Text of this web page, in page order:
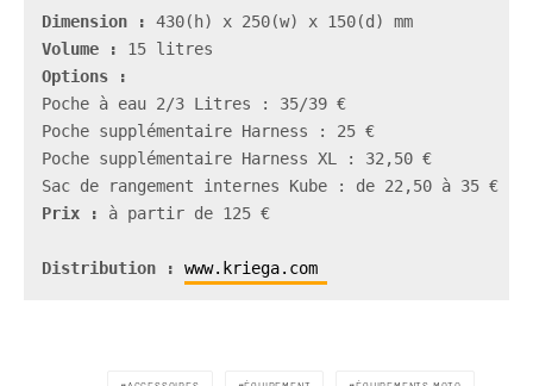
Dimension :
Volume :
Poche à eau 2/3 Litres : 35/39 €
Poche supplémentaire Harness : 25 €
Poche supplémentaire Harness XL : 32,50 €
Prix :
à partir de 125 €
Distribution : www.kriega.com